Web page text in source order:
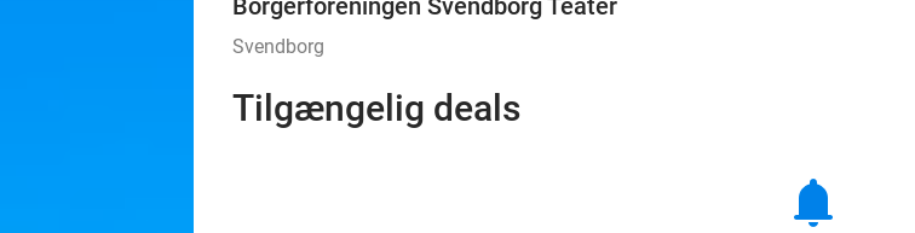
Borgerforeningen Svendborg Teater
Svendborg
Tilgængelig deals
notifications